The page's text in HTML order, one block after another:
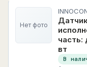
Нет фото
вт
В